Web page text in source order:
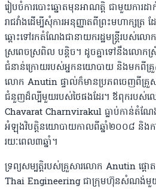
រៀបចំការបោះឆ្នោតមុនអាណត្តិ ជាមួយការដា
រាជវាំងដើម្បីសុំការអនុញ្ញាតពីព្រះមហាក្សត្រ
ឆ្ពោះទៅរកតំណែងជានាយករដ្ឋមន្ត្រីរបស់ល
ស្រពេចស្រពិល បន្តិច។ ដូចគ្នាទៅនឹងលោកស្
ជំនាន់ក្រោយរបស់អ្នកនយោបាយ និងមកពីគ្រួ
លោក Anutin ផ្ទាល់ក៏មានប្រភពចេញពីគ្រួ
ជំនួញដ៏ល្បីមួយរបស់ថៃផងដែរ។ ឪពុករបស់
Chavarat Charnvirakul ធ្លាប់កាន់តំណែង
អំឡុងវិបត្តិនយោបាយកាលពីឆ្នាំ២០០៨ និងកា
រយៈពេល៣ឆ្នាំ។
ទ្រព្យសម្បត្តិរបស់គ្រួសារលោក Anutin ផ្ត
Thai Engineering ជាក្រុមហ៊ុនសំណង់មួ